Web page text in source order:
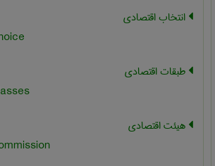
انتخاب اقتصادی
طبقات اقتصادی
هیئت اقتصادی